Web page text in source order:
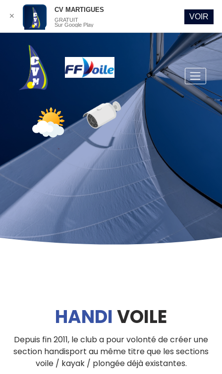
HANDIVOILE
Depuis fin 2011, le club a pour volonté de créer une
section handisport au même titre que les sections
voile / kayak / plongée déjà existantes.
✕
CV MARTIGUES
GRATUIT
Sur Google Play
VOIR